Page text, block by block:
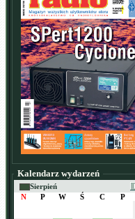
Kalendarz wydarzeń
Sierpień
N
P W Ś C P